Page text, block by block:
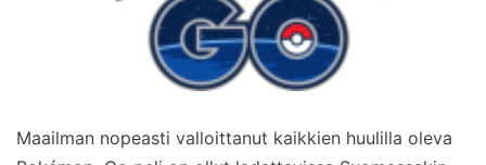
Maailman nopeasti valloittanut kaikkien huulilla oleva